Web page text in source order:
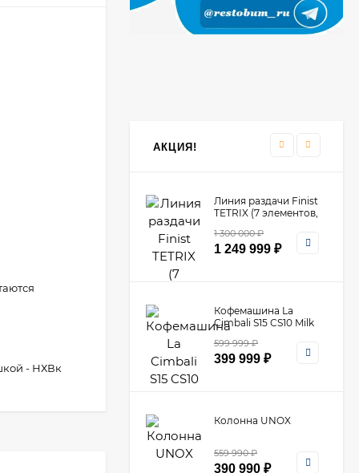
- НХВк
АКЦИЯ!
399 990₽
379 990₽
Линия раздачи Finist
TETRIX (7 элементов,
1 300 000₽
1 249 999 ₽
Кофемашина La
Cimbali S15 CS10 Milk
599 999₽
399 999 ₽
Колонна UNOX
559 990₽
390 990 ₽